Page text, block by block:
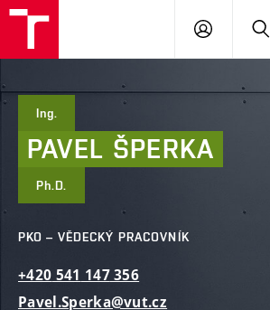
Brno
PŘIHLÁSIT
Ing.
PAVEL ŠPERKA
Ph.D.
PKO – VĚDECKÝ PRACOVNÍK
+420 541 147356
Pavel.Sperka@vut.cz